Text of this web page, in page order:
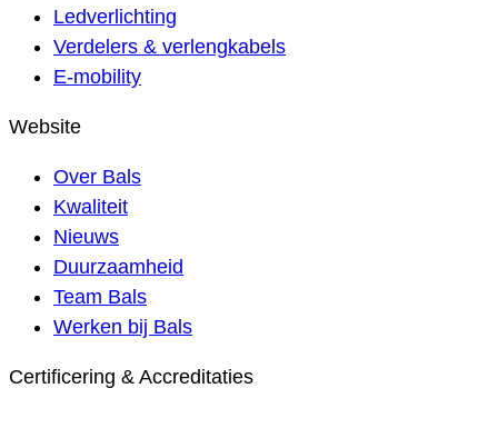
Ledverlichting
Verdelers & verlengkabels
E-mobility
Website
Over Bals
Kwaliteit
Nieuws
Duurzaamheid
Team Bals
Werken bij Bals
Certificering & Accreditaties